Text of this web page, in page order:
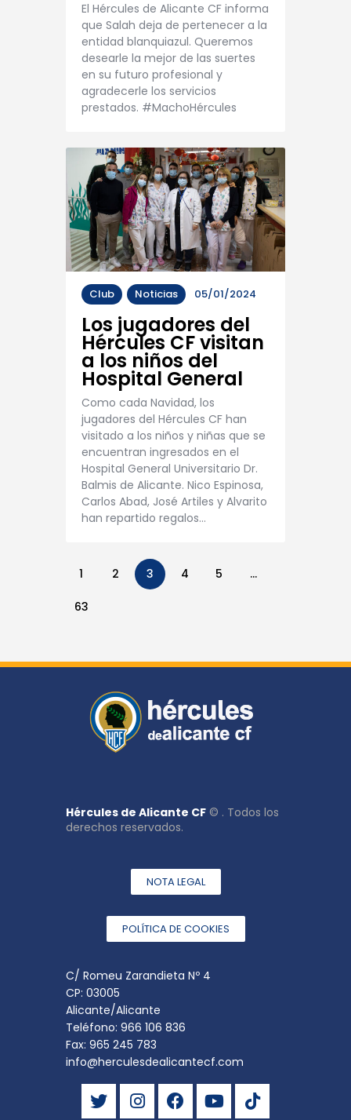
El Hércules de Alicante CF informa
que Salah deja de pertenecer a la
entidad blanquiazul. Queremos
desearle la mejor de las suertes
en su futuro profesional y
agradecerle los servicios
prestados. #MachoHércules
Club Noticias 05/01/2024
Los jugadores del
Hércules CF visitan
a los niños del
Hospital General
Como cada Navidad, los
jugadores del Hércules CF han
visitado a los niños y niñas que se
encuentran ingresados en el
Hospital General Universitario Dr.
Balmis de Alicante. Nico Espinosa,
Carlos Abad, José Artiles y Alvarito
han repartido regalos…
1 2 3 4 5 …
63
Hércules de Alicante CF © . Todos los
derechos reservados.
NOTA LEGAL
POLÍTICA DE COOKIES
C/ Romeu Zarandieta Nº 4
CP: 03005
Alicante/Alicante
Teléfono: 966 106 836
Fax: 965 245 783
info@herculesdealicantecf.com